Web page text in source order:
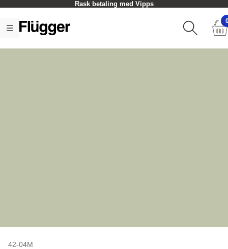
Rask betaling med Vipps
42-04M